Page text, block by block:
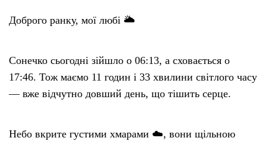
Про нас
Доброго ранку, мої любі 🌥️
Сонечко сьогодні зійшло о 06:13, а сховається о
17:46. Тож маємо 11 годин і 33 хвилини світлого часу
— вже відчутно довший день, що тішить серце.
Небо вкрите густими хмарами ☁️, вони щільною